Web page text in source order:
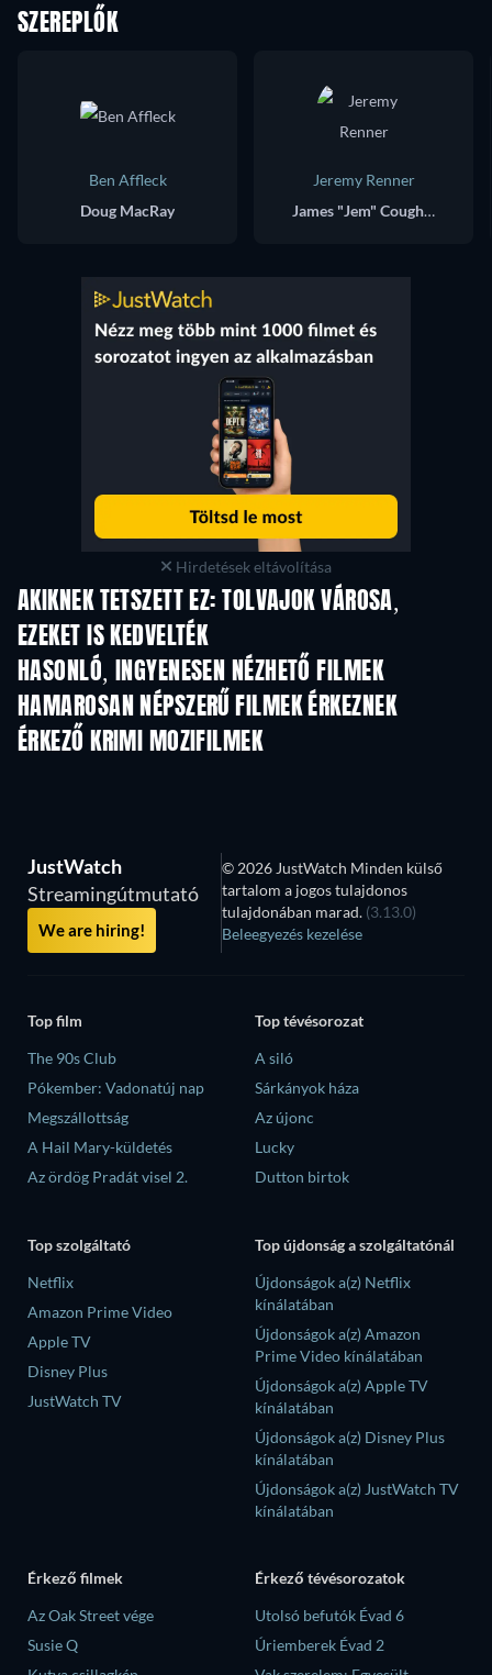
SZEREPLŐK
Ben Affleck
Doug MacRay
Jeremy Renner
James "Jem" Coughlin
Hirdetések eltávolítása
AKIKNEK TETSZETT EZ: TOLVAJOK VÁROSA,
EZEKET IS KEDVELTÉK
HASONLÓ, INGYENESEN NÉZHETŐ FILMEK
HAMAROSAN NÉPSZERŰ FILMEK ÉRKEZNEK
ÉRKEZŐ KRIMI MOZIFILMEK
JustWatch
Streamingútmutató
We are hiring!
© 2026 JustWatch Minden külső
tartalom a jogos tulajdonos
tulajdonában marad. (3.13.0)
Beleegyezés kezelése
Top film
The 90s Club
Pókember: Vadonatúj nap
Megszállottság
A Hail Mary-küldetés
Az ördög Pradát visel 2.
Top tévésorozat
A siló
Sárkányok háza
Az újonc
Lucky
Dutton birtok
Top szolgáltató
Netflix
Amazon Prime Video
Apple TV
Disney Plus
JustWatch TV
Top újdonság a szolgáltatónál
Újdonságok a(z) Netflix
kínálatában
Újdonságok a(z) Amazon
Prime Video kínálatában
Újdonságok a(z) Apple TV
kínálatában
Újdonságok a(z) Disney Plus
kínálatában
Újdonságok a(z) JustWatch TV
kínálatában
Érkező filmek
Az Oak Street vége
Susie Q
Érkező tévésorozatok
Utolsó befutók Évad 6
Úriemberek Évad 2